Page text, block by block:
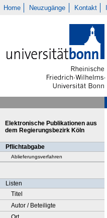
Home Neuzugänge Kontakt
Elektronische Publikationen aus
dem Regierungsbezirk Köln
Pflichtabgabe
Ablieferungsverfahren
Listen
Titel
Autor / Beteiligte